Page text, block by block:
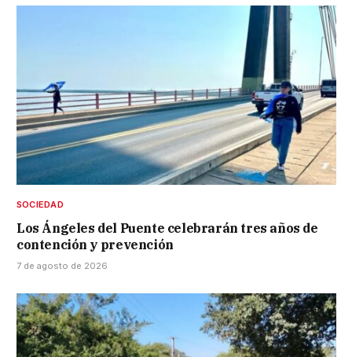
SOCIEDAD
Los Ángeles del Puente celebrarán tres años de
contención y prevención
7 de agosto de 2026